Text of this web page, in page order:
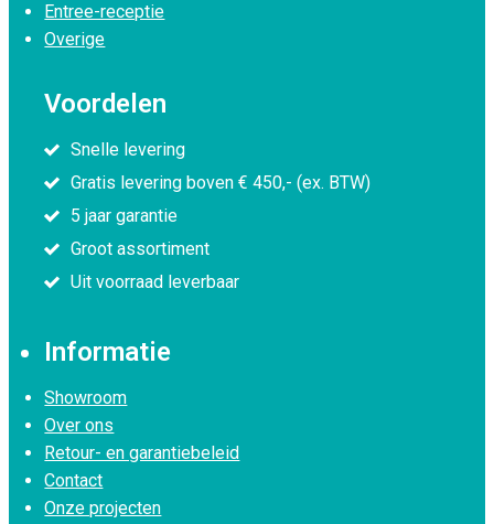
Entree-receptie
Overige
Voordelen
Snelle levering
Gratis levering boven € 450,- (ex. BTW)
5 jaar garantie
Groot assortiment
Uit voorraad leverbaar
Informatie
Showroom
Over ons
Retour- en garantiebeleid
Contact
Onze projecten